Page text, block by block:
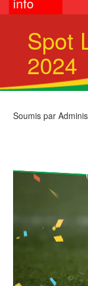
Spot
2024
Soumis par